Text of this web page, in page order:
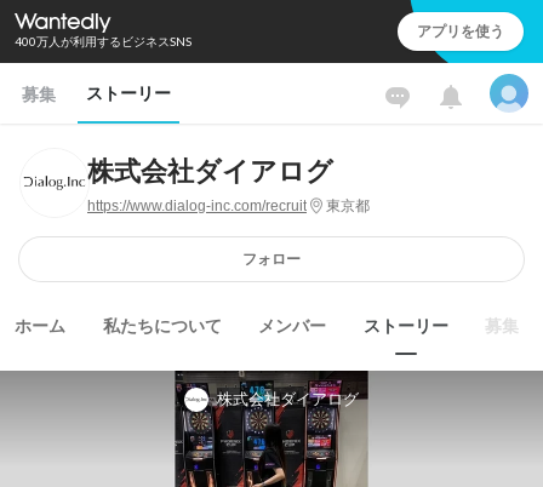
400万人が利用するビジネスSNS アプリを使う
募集 ストーリー
株式会社ダイアログ
https://www.dialog-inc.com/recruit 東京都
フォロー
ホーム 私たちについて メンバー ストーリー 募集
株式会社ダイアログ